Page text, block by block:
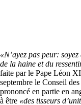
«N’ayez pas peur:
de la haine et du
faite par le Pape Léon
septembre le Conseil
prononcé en partie en
à être «des tisseurs